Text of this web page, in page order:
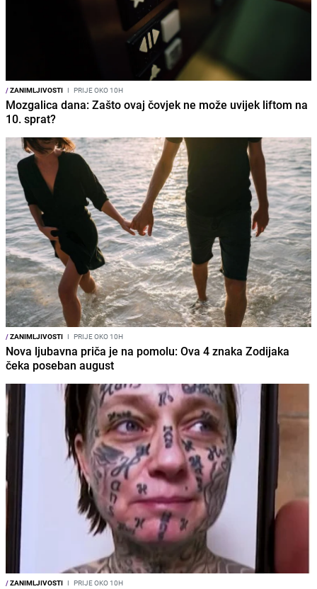
/ZANIMLJIVOSTI I PRIJE OKO 10H
Mozgalica dana: Zašto ovaj čovjek ne može uvijek liftom na
10. sprat?
/ZANIMLJIVOSTI I PRIJE OKO 10H
Nova ljubavna priča je na pomolu: Ova 4 znaka Zodijaka
čeka poseban august
/ZANIMLJIVOSTI I PRIJE OKO 10H